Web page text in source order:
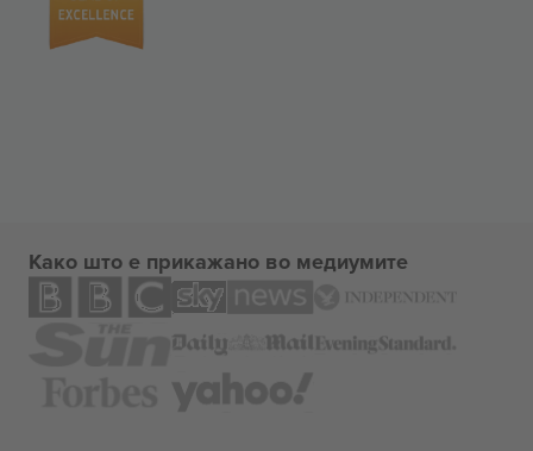
Како што е прикажано во медиумите